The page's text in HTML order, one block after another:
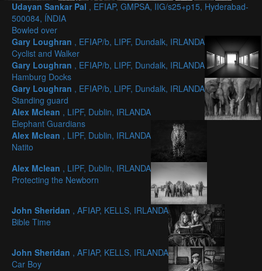
Udayan Sankar Pal , EFIAP, GMPSA, IIG/s25+p15, Hyderabad-
500084, ÍNDIA
Bowled over
Gary Loughran , EFIAP/b, LIPF, Dundalk, IRLANDA
Cyclist and Walker
Gary Loughran , EFIAP/b, LIPF, Dundalk, IRLANDA
Hamburg Docks
Gary Loughran , EFIAP/b, LIPF, Dundalk, IRLANDA
Standing guard
Alex Mclean , LIPF, Dublin, IRLANDA
Elephant Guardians
Alex Mclean , LIPF, Dublin, IRLANDA
Natito
Alex Mclean , LIPF, Dublin, IRLANDA
Protecting the Newborn
John Sheridan , AFIAP, KELLS, IRLANDA
Bible Time
John Sheridan , AFIAP, KELLS, IRLANDA
Car Boy